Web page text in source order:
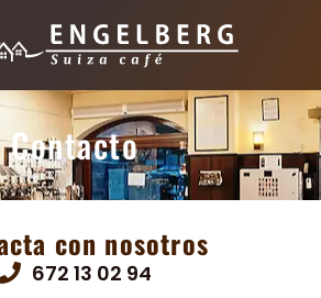
Contacto
con nosotros
672 13 02 94